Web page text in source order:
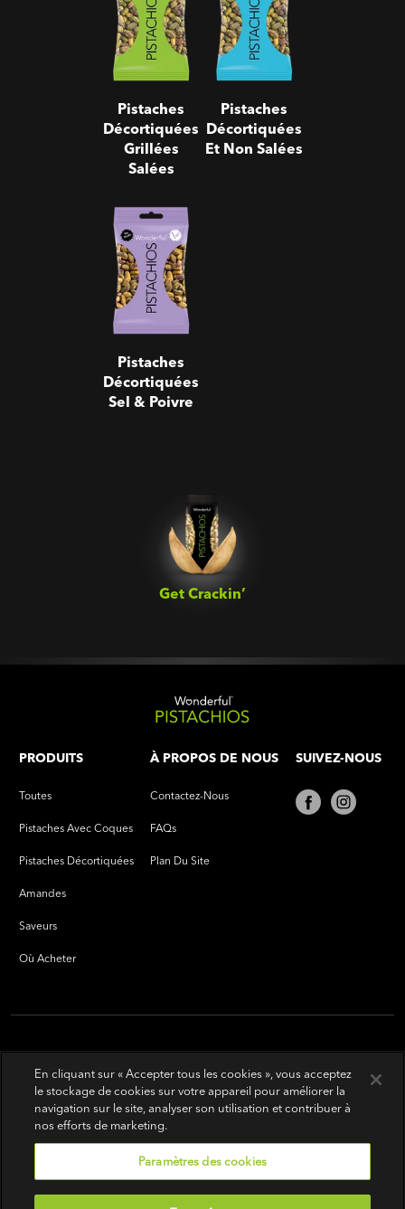
Grillées
Salées
Pistaches
Décortiquées
Grillées
Salées
Et Non
Salées
Pistaches
Décortiquées
Et Non Salées
Pistaches
Décortiquées
Sel & Poivre
Pistaches
Décortiquées
Sel & Poivre
Get Crackin’‎
PRODUITS
Toutes
Pistaches Avec Coques
Pistaches Décortiquées
Amandes
Saveurs
Où Acheter
À PROPOS DE NOUS
Contactez-Nous
FAQs
Plan Du Site
SUIVEZ-NOUS
En cliquant sur « Accepter tous les cookies », vous acceptez
le stockage de cookies sur votre appareil pour améliorer la
navigation sur le site, analyser son utilisation et contribuer à
nos efforts de marketing.
Paramètres des cookies